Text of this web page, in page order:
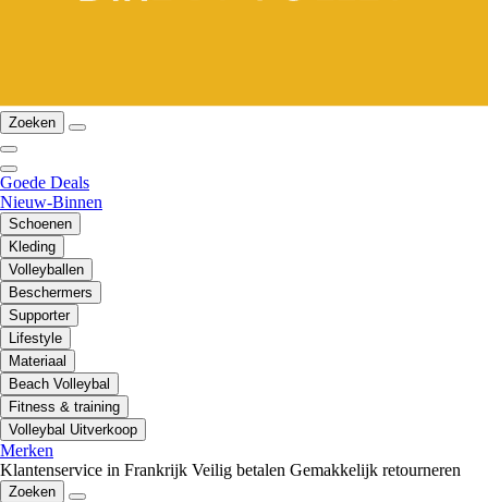
Zoeken
Goede Deals
Nieuw-Binnen
Schoenen
Kleding
Volleyballen
Beschermers
Supporter
Lifestyle
Materiaal
Beach Volleybal
Fitness & training
Volleybal Uitverkoop
Merken
Klantenservice in Frankrijk Veilig betalen Gemakkelijk retourneren
Zoeken